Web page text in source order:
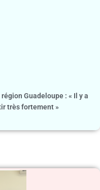
Guadeloupe : « Il y a
très fortement »